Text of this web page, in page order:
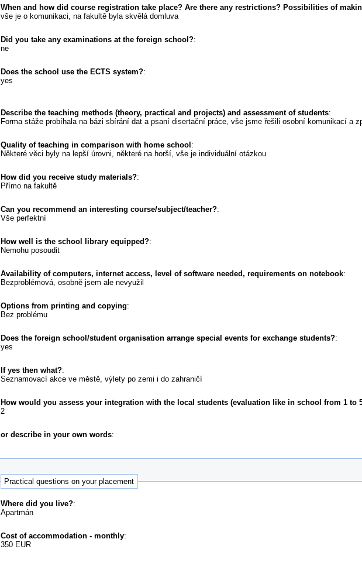
When and how did course registration take place? Are there any restrictions? Possibilities of
vše je o komunikaci, na fakultě byla skvělá domluva
Did you take any examinations at the foreign school?:
ne
Does the school use the ECTS system?:
yes
Describe the teaching methods (theory, practical and projects) and assessment of students:
Forma stáže probíhala na bázi sbírání dat a psaní disertační práce, vše jsme řešili osobní komunikací a
Quality of teaching in comparison with home school :
Některé věci byly na lepší úrovni, některé na horší, vše je individuální otázkou
How did you receive study materials?:
Přímo na fakultě
Can you recommend an interesting course/subject/teacher?:
Vše perfektní
How well is the school library equipped?:
Nemohu posoudit
Availability of computers, internet access, level of software needed, requirements on notebook:
Bezproblémová, osobně jsem ale nevyužil
Options from printing and copying:
Bez problému
Does the foreign school/student organisation arrange special events for exchange students?:
yes
If yes then what?:
Seznamovací akce ve městě, výlety po zemi i do zahraničí
How would you assess your integration with the local students (evaluation like in school from 1 to
2
or describe in your own words:
Practical questions on your placement
Where did you live?:
Apartmán
Cost of accommodation - monthly:
350 EUR